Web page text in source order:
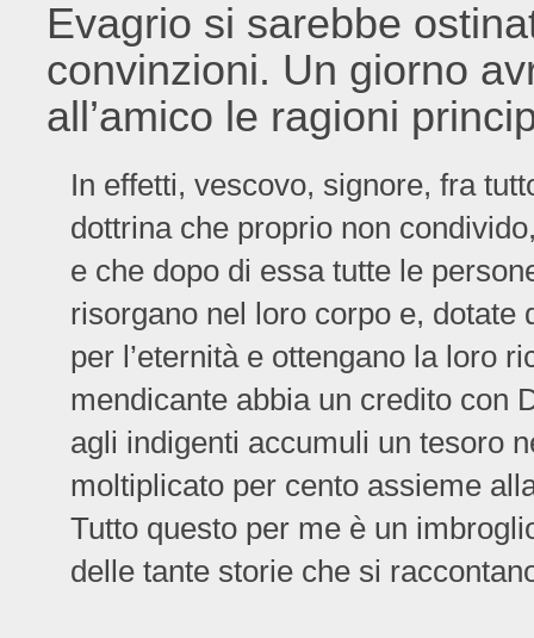
Evagrio si sarebbe
convinzioni. Un giorno
all’amico le ragioni
In effetti, vescovo, signore, fra
dottrina che proprio non
e che dopo di essa tutte le
risorgano nel loro corpo e,
per l’eternità e ottengano la loro
mendicante abbia un credito con
agli indigenti accumuli un tesoro
moltiplicato per cento assieme
Tutto questo per me è un
delle tante storie che si